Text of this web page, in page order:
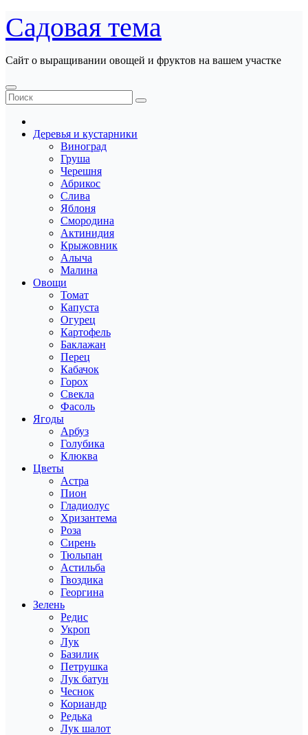
Перейти
к
содержанию
Садовая тема
Сайт о выращивании овощей и фруктов на вашем участке
Деревья и кустарники
Виноград
Груша
Черешня
Абрикос
Слива
Яблоня
Смородина
Актинидия
Крыжовник
Алыча
Малина
Овощи
Томат
Капуста
Огурец
Картофель
Баклажан
Перец
Кабачок
Горох
Свекла
Фасоль
Ягоды
Арбуз
Голубика
Клюква
Цветы
Астра
Пион
Гладиолус
Хризантема
Роза
Сирень
Тюльпан
Астильба
Гвоздика
Георгина
Зелень
Редис
Укроп
Лук
Базилик
Петрушка
Лук батун
Чеснок
Кориандр
Редька
Лук шалот